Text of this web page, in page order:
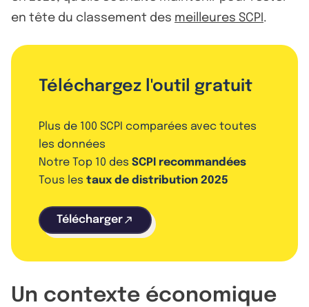
en tête du classement des meilleures SCPI .
Téléchargez l'outil gratuit
Plus de 100 SCPI comparées avec toutes
les données
Notre Top 10 des SCPI recommandées
Tous les taux de distribution 2025
Télécharger
Un contexte économique